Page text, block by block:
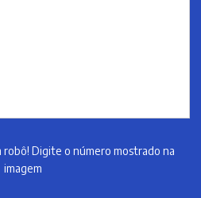
Digite o número mostrado na
imagem